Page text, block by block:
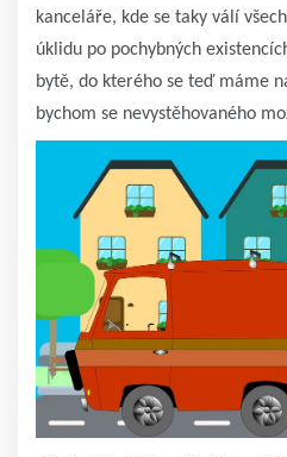
kanceláře, kde se taky válí
úklidu po pochybných
bytě, do kterého se teď máme
bychom se nevystěhovaného